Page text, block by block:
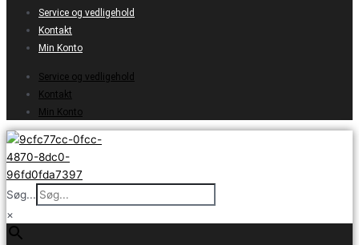
Service og vedligehold
Kontakt
Min Konto
Service og vedligehold
Kontakt
Min Konto
Søg...
×